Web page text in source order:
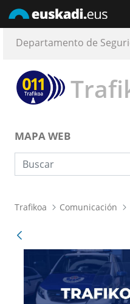
Departamento de
MAPA WEB
Búsqueda web
Trafikoa Comunicación